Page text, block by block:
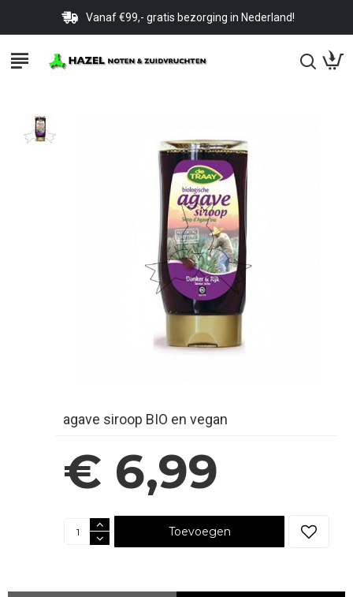
Vanaf €99,- gratis bezorging in Nederland!
agave siroop BIO en vegan
€ 6,99
Toevoegen